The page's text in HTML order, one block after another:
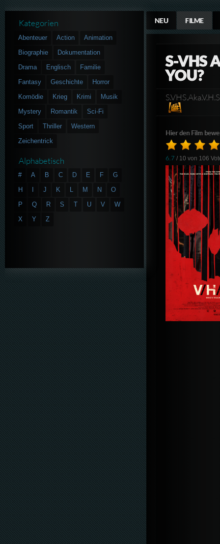
NEU FILME
S-VHS
YOU?
Hier den Film
6.7 / 10 von 106
Kategorien
Abenteuer Action
Animation
Biographie
Dokumentation
Drama
Englisch
Familie
Fantasy
Geschichte
Horror
Komödie
Krieg Krimi
Musik
Mystery
Romantik
Sci-Fi
Sport
Thriller
Western
Zeichentrick
Alphabetisch
# A B C D E F
G
H
J K L M N
O
P
Q R S T U V
W
X
Y Z